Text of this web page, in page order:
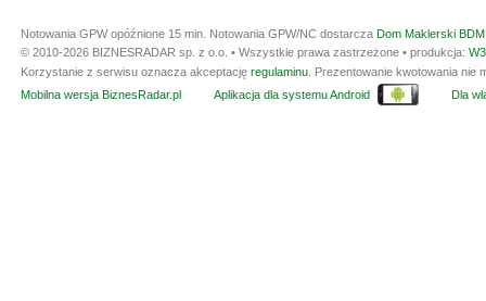
Notowania GPW opóźnione 15 min. Notowania GPW/NC dostarcza Dom Maklerski
© 2010-2026 BIZNESRADAR sp. z o.o. • Wszystkie prawa zastrzeżone • produkcja:
Korzystanie z serwisu oznacza akceptację regulaminu . Prezentowanie kwotowania
Mobilna wersja BiznesRadar.pl
Aplikacja dla systemu Android Dla